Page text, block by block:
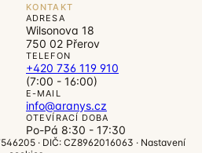
KONTAKT
ADRESA
Wilsonova 18
750 02 Přerov
TELEFON
+420 736 119 910
(7:00 - 16:00)
E-MAIL
info@aranys.cz
OTEVÍRACÍ DOBA
Po-Pá 8:30 - 17:30
· DIČ: CZ8962016063 · Nastavení